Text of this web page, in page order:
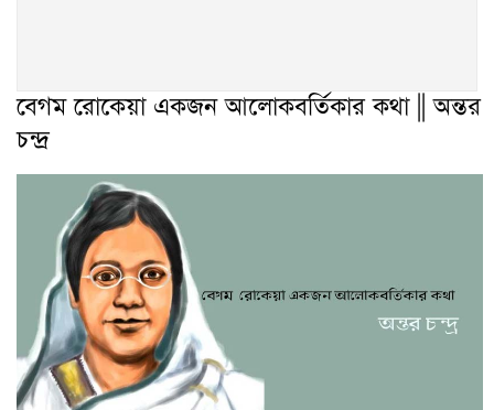
বেগম রোকেয়া একজন আলোকবর্তিকার কথা || অন্তর
চন্দ্র